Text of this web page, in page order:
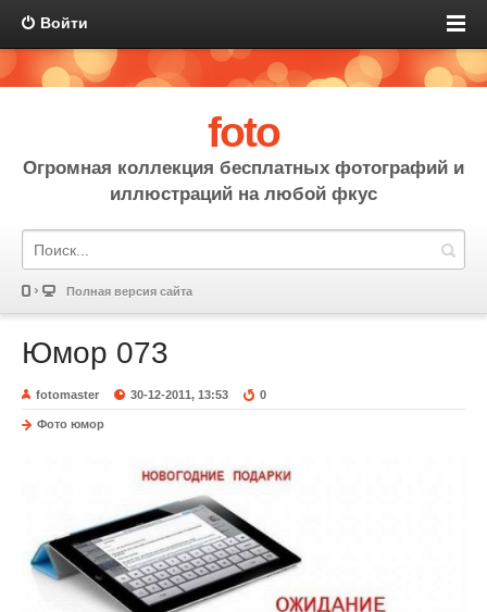
Войти
foto
Огромная коллекция бесплатных фотографий и
иллюстраций на любой фкус
Полная версия сайта
Юмор 073
fotomaster 30-12-2011, 13:53 0
Фото юмор